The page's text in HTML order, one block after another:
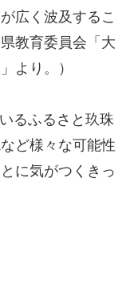
広く波及するこ
教育委員会「大
より。）
るふるさと玖珠
ど様々な可能性
に気がつくきっ